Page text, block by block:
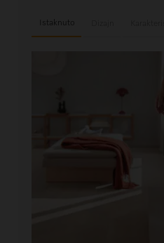
Istaknuto